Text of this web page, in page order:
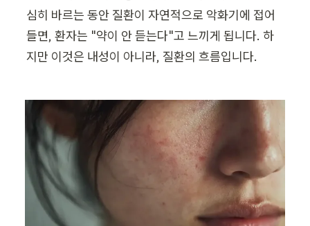
심히 바르는 동안 질환이 자연적으로 악화기에 접어
들면, 환자는 "약이 안 듣는다"고 느끼게 됩니다. 하
지만 이것은 내성이 아니라, 질환의 흐름입니다.